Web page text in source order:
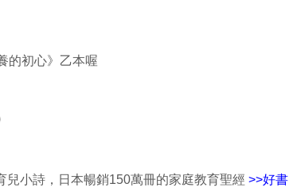
的初心》乙本喔
小詩，日本暢銷150萬冊的家庭教育聖經 >>好書